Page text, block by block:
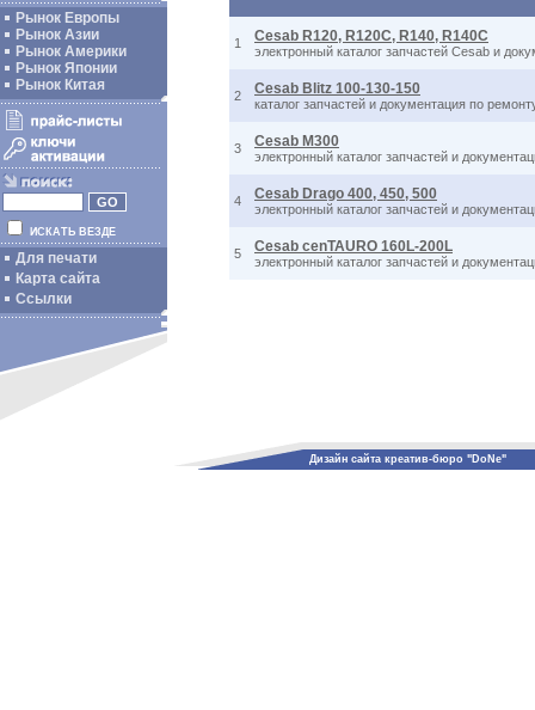
Рынок Европы
Рынок Азии
Рынок Америки
Рынок Японии
Рынок Китая
ИСКАТЬ ВЕЗДЕ
Для печати
Карта сайта
Ссылки
1 Cesab R120, R120C, R140, R140C
электронный каталог запчастей Cesab и
2 Cesab Blitz 100-130-150
каталог запчастей и документация по
3 Cesab M300
электронный каталог запчастей и
4 Cesab Drago 400, 450, 500
электронный каталог запчастей и
5 Cesab cenTAURO 160L-200L
электронный каталог запчастей и
Дизайн сайта креатив-бюро "DoNe"